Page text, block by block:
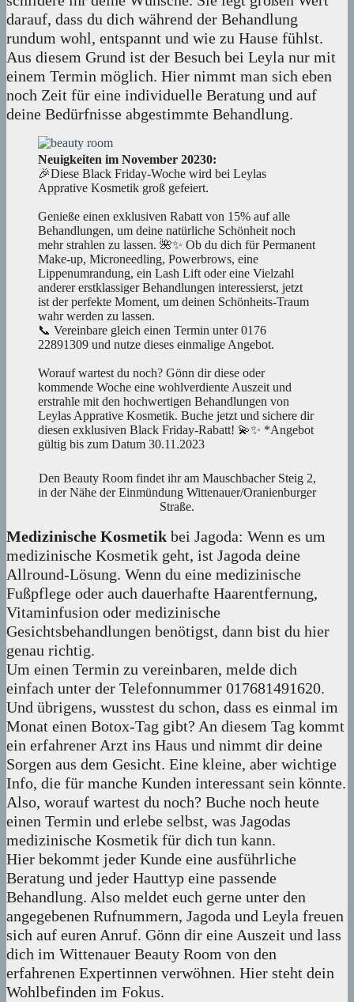
darauf, dass du dich während der Behandlung
rundum wohl, entspannt und wie zu Hause fühlst.
Aus diesem Grund ist der Besuch bei Leyla nur mit
einem Termin möglich. Hier nimmt man sich eben
noch Zeit für eine individuelle Beratung und auf
deine Bedürfnisse abgestimmte Behandlung.
Neuigkeiten im November 20230:
🎉Diese Black Friday-Woche wird bei Leylas
Apprative Kosmetik groß gefeiert.
Genieße einen exklusiven Rabatt von 15% auf alle
Behandlungen, um deine natürliche Schönheit noch
mehr strahlen zu lassen. 🌺✨ Ob du dich für Permanent
Make-up, Microneedling, Powerbrows, eine
Lippenumrandung, ein Lash Lift oder eine Vielzahl
anderer erstklassiger Behandlungen interessierst, jetzt
ist der perfekte Moment, um deinen Schönheits-Traum
wahr werden zu lassen.
📞 Vereinbare gleich einen Termin unter 0176
22891309 und nutze dieses einmalige Angebot.
Worauf wartest du noch? Gönn dir diese oder
kommende Woche eine wohlverdiente Auszeit und
erstrahle mit den hochwertigen Behandlungen von
Leylas Apprative Kosmetik. Buche jetzt und sichere dir
diesen exklusiven Black Friday-Rabatt! 💫✨ *Angebot
gültig bis zum Datum 30.11.2023
Den Beauty Room findet ihr am Mauschbacher Steig 2,
in der Nähe der Einmündung Wittenauer/Oranienburger
Straße.
Medizinische Kosmetik bei Jagoda: Wenn es um
medizinische Kosmetik geht, ist Jagoda deine
Allround-Lösung. Wenn du eine medizinische
Fußpflege oder auch dauerhafte Haarentfernung,
Vitaminfusion oder medizinische
Gesichtsbehandlungen benötigst, dann bist du hier
genau richtig.
Um einen Termin zu vereinbaren, melde dich
einfach unter der Telefonnummer 017681491620.
Und übrigens, wusstest du schon, dass es einmal im
Monat einen Botox-Tag gibt? An diesem Tag kommt
ein erfahrener Arzt ins Haus und nimmt dir deine
Sorgen aus dem Gesicht. Eine kleine, aber wichtige
Info, die für manche Kunden interessant sein könnte.
Also, worauf wartest du noch? Buche noch heute
einen Termin und erlebe selbst, was Jagodas
medizinische Kosmetik für dich tun kann.
Hier bekommt jeder Kunde eine ausführliche
Beratung und jeder Hauttyp eine passende
Behandlung. Also meldet euch gerne unter den
angegebenen Rufnummern, Jagoda und Leyla freuen
sich auf euren Anruf. Gönn dir eine Auszeit und lass
dich im Wittenauer Beauty Room von den
erfahrenen Expertinnen verwöhnen. Hier steht dein
Wohlbefinden im Fokus.